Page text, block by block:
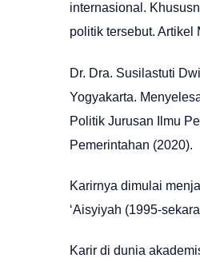
internasional.
politik tersebut.
Dr. Dra. Susilastuti
Yogyakarta.
Politik Jurusan Ilmu
Pemerintahan (2020).
Karirnya dimulai
‘Aisyiyah (1995-
Karir di dunia